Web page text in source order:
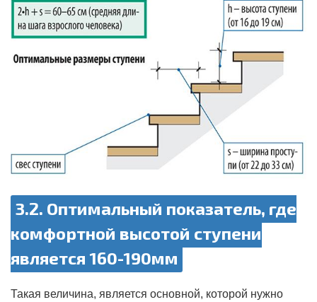
3.2. Оптимальный показатель, где
комфортной высотой ступени
является 160-190мм
Такая величина, является основной, которой нужно